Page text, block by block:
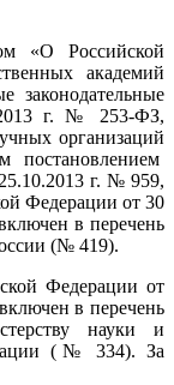
«О Российской
академий
законодательные
г. № 253-ФЗ,
организаций
г. № 959,
Федерации от 30
в перечень
(№ 419).
Федерации от
в перечень
науки и
(№ 334). За